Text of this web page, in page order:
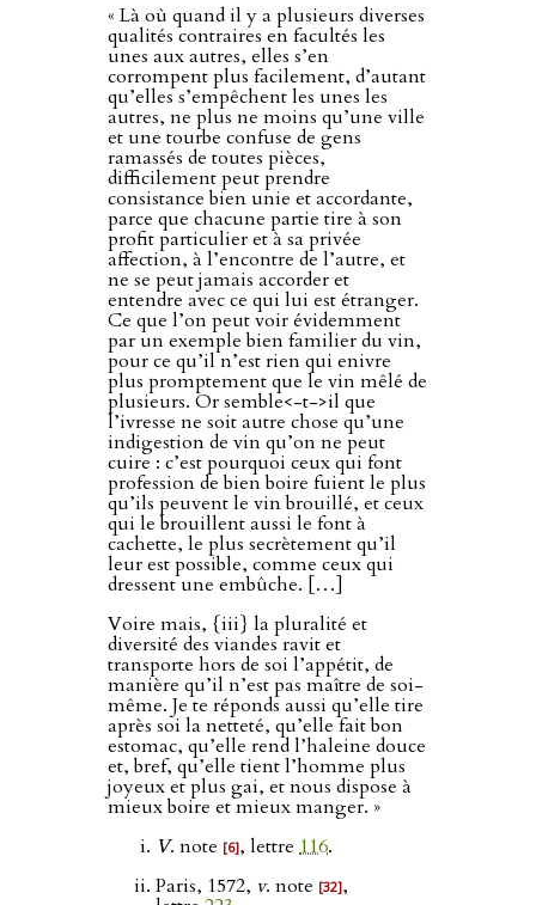
« Là où quand il y a plusieurs diverses
qualités contraires en facultés les
unes aux autres, elles s’en
corrompent plus facilement, d’autant
qu’elles s’empêchent les unes les
autres, ne plus ne moins qu’une ville
et une tourbe confuse de gens
ramassés de toutes pièces,
difficilement peut prendre
consistance bien unie et accordante,
parce que chacune partie tire à son
profit particulier et à sa privée
affection, à l’encontre de l’autre, et
ne se peut jamais accorder et
entendre avec ce qui lui est étranger.
Ce que l’on peut voir évidemment
par un exemple bien familier du vin,
pour ce qu’il n’est rien qui enivre
plus promptement que le vin mêlé de
plusieurs. Or semble<-t->il que
l’ivresse ne soit autre chose qu’une
indigestion de vin qu’on ne peut
cuire : c’est pourquoi ceux qui font
profession de bien boire fuient le plus
qu’ils peuvent le vin brouillé, et ceux
qui le brouillent aussi le font à
cachette, le plus secrètement qu’il
leur est possible, comme ceux qui
dressent une embûche. […]
Voire mais, {iii} la pluralité et
diversité des viandes ravit et
transporte hors de soi l’appétit, de
manière qu’il n’est pas maître de soi-
même. Je te réponds aussi qu’elle tire
après soi la netteté, qu’elle fait bon
estomac, qu’elle rend l’haleine douce
et, bref, qu’elle tient l’homme plus
joyeux et plus gai, et nous dispose à
mieux boire et mieux manger. »
V. note [6], lettre 116.
Paris, 1572, v. note [32],